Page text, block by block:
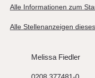
Alle Informationen zum
Alle Stellenanzeigen
Melissa Fiedler